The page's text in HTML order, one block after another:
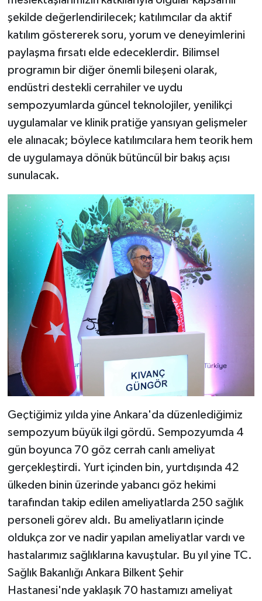
şekilde değerlendirilecek; katılımcılar da aktif
katılım göstererek soru, yorum ve deneyimlerini
paylaşma fırsatı elde edeceklerdir. Bilimsel
programın bir diğer önemli bileşeni olarak,
endüstri destekli cerrahiler ve uydu
sempozyumlarda güncel teknolojiler, yenilikçi
uygulamalar ve klinik pratiğe yansıyan gelişmeler
ele alınacak; böylece katılımcılara hem teorik hem
de uygulamaya dönük bütüncül bir bakış açısı
sunulacak.
Geçtiğimiz yılda yine Ankara'da düzenlediğimiz
sempozyum büyük ilgi gördü. Sempozyumda 4
gün boyunca 70 göz cerrah canlı ameliyat
gerçekleştirdi. Yurt içinden bin, yurtdışında 42
ülkeden binin üzerinde yabancı göz hekimi
tarafından takip edilen ameliyatlarda 250 sağlık
personeli görev aldı. Bu ameliyatların içinde
oldukça zor ve nadir yapılan ameliyatlar vardı ve
hastalarımız sağlıklarına kavuştular. Bu yıl yine TC.
Sağlık Bakanlığı Ankara Bilkent Şehir
Hastanesi'nde yaklaşık 70 hastamızı ameliyat